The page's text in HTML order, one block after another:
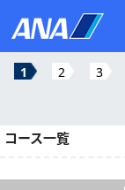
1 2 3
コース一覧